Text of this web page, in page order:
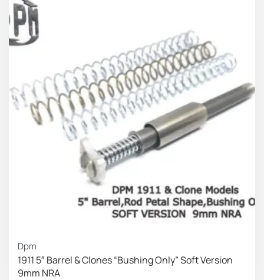
Dpm
1911 5″ Barrel & Clones “Bushing Only” Soft Version
9mm NRA